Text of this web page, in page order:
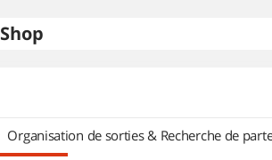
Shop
Organisation de sorties & Recherche de